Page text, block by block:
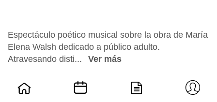
Espectáculo poético musical sobre la obra de María
Elena Walsh dedicado a público adulto.
Atravesando disti...
Ver más